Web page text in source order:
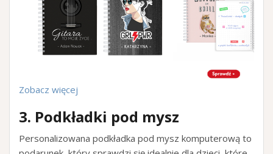
Zobacz więcej
3. Podkładki pod mysz
Personalizowana podkładka pod mysz komputerową to